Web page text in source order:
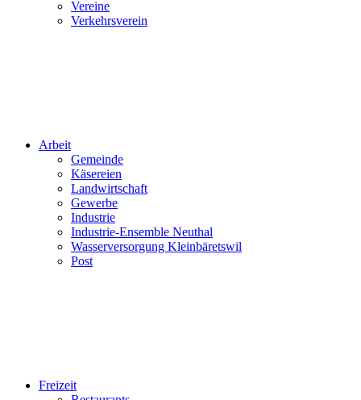
Vereine
Verkehrsverein
Arbeit
Gemeinde
Käsereien
Landwirtschaft
Gewerbe
Industrie
Industrie-Ensemble Neuthal
Wasserversorgung Kleinbäretswil
Post
Freizeit